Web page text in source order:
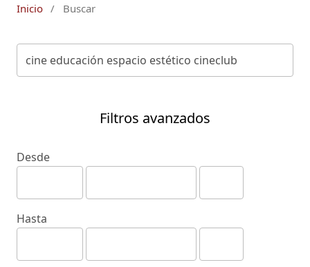
Inicio / Buscar
Filtros avanzados
Desde
Hasta